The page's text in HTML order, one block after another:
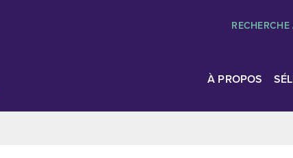
RECHERCHE
À PROPOS